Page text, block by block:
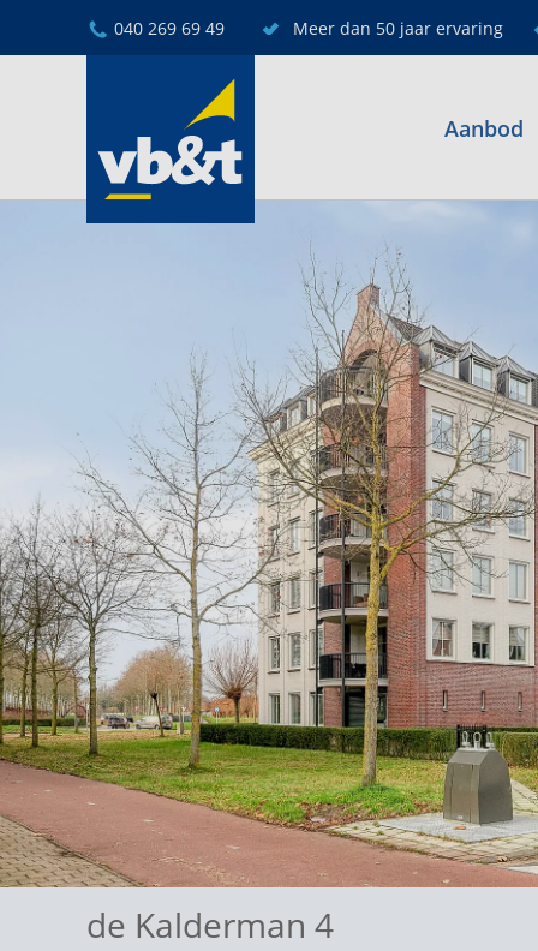
040 269 69 49 Meer dan 50 jaar ervaring
Aanbod
de Kalderman 4